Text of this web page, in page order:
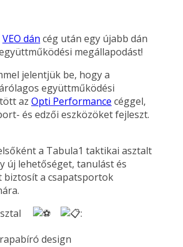
VEO dán cég után egy újabb dán
megállapodást!
jelentjük be, hogy a
együttműködési
az Opti Performance céggel,
és edzői eszközöket fejleszt.
a Tabula1 taktikai asztalt
új lehetőséget, tanulást és
a csapatsportok
:
design